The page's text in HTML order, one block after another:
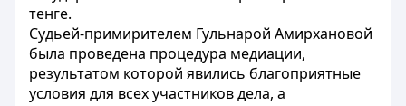
тенге.
Судьей-примирителем Гульнарой Амирхановой
была проведена процедура медиации,
результатом которой явились благоприятные
условия для всех участников дела, а